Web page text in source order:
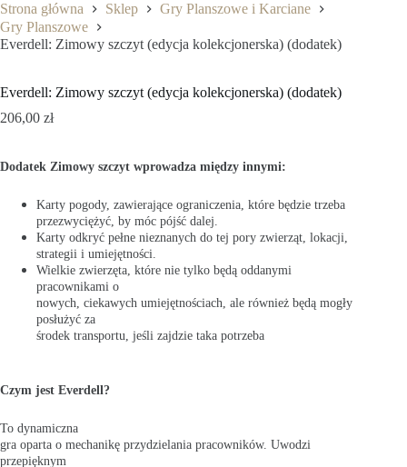
Strona główna Sklep
Gry Planszowe i Karciane
Gry Planszowe
Everdell: Zimowy szczyt (edycja kolekcjonerska) (dodatek)
Everdell: Zimowy szczyt (edycja kolekcjonerska) (dodatek)
206,00 zł
Dodatek Zimowy szczyt wprowadza między innymi:
Karty pogody, zawierające ograniczenia, które będzie trzeba
przezwyciężyć, by móc pójść dalej.
Karty odkryć pełne nieznanych do tej pory zwierząt, lokacji,
strategii i umiejętności.
Wielkie zwierzęta, które nie tylko będą oddanymi
pracownikami o
nowych, ciekawych umiejętnościach, ale również będą mogły
posłużyć za
środek transportu, jeśli zajdzie taka potrzeba
Czym jest Everdell?
To dynamiczna
gra oparta o mechanikę przydzielania pracowników. Uwodzi
przepięknym